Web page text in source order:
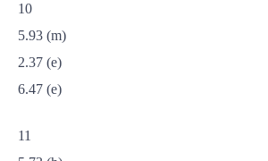
10
5.93 (m)
2.37 (e)
6.47 (e)
11